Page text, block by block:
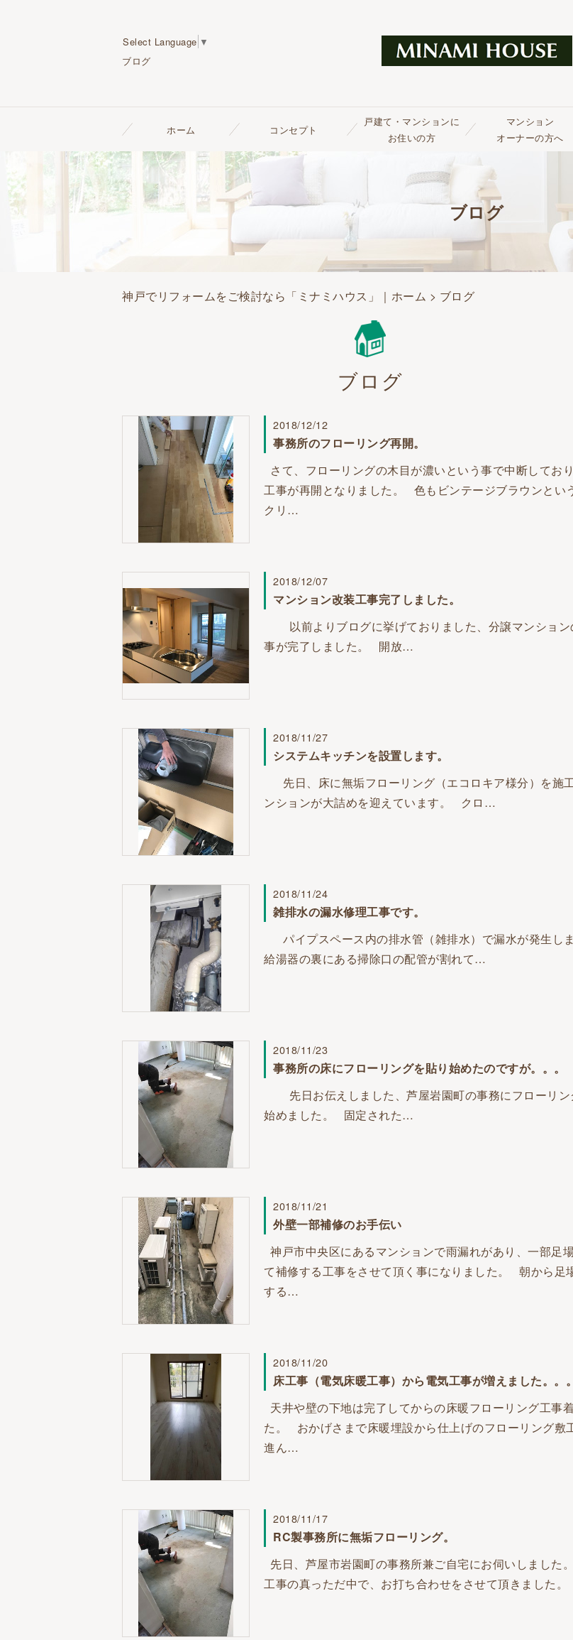
Select Language ▼
ブログ
ホーム コンセプト
戸建て・マンションに
お住いの方
マンション
オーナーの方へ
ブログ
神戸でリフォームをご検討なら「ミナミハウス」｜ホーム > ブログ
ブログ
2018/12/12
事務所のフローリング再開。
さて、フローリングの木目が濃いという事で中断してお
工事が再開となりました。 色もビンテージブラウンとい
クリ…
2018/12/07
マンション改装工事完了しました。
以前よりブログに挙げておりました、分譲マンション
事が完了しました。 開放…
2018/11/27
システムキッチンを設置します。
先日、床に無垢フローリング（エコロキア様分）を施
ンションが大詰めを迎えています。 クロ…
2018/11/24
雑排水の漏水修理工事です。
パイプスペース内の排水管（雑排水）で漏水が発生し
給湯器の裏にある掃除口の配管が割れて…
2018/11/23
事務所の床にフローリングを貼り始めたのですが。。。
先日お伝えしました、芦屋岩園町の事務にフローリン
始めました。 固定された…
2018/11/21
外壁一部補修のお手伝い
神戸市中央区にあるマンションで雨漏れがあり、一部足
て補修する工事をさせて頂く事になりました。 朝から足
する…
2018/11/20
床工事（電気床暖工事）から電気工事が増えました。。。
天井や壁の下地は完了してからの床暖フローリング工事
た。 おかげさまで床暖埋設から仕上げのフローリング敷
進ん…
2018/11/17
RC製事務所に無垢フローリング。
先日、芦屋市岩園町の事務所兼ご自宅にお伺いしました
工事の真っただ中で、お打ち合わせをさせて頂きました